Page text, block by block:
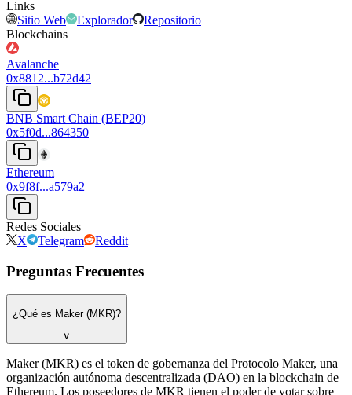
Links
Sitio Web
Explorador
Repositorio
Blockchains
Avalanche
0x8812...b72d42
BNB Smart Chain (BEP20)
0x5f0d...864350
Ethereum
0x9f8f...a579a2
Redes Sociales
X
Telegram Reddit
Preguntas Frecuentes
¿Qué es Maker (MKR)?
∨
Maker (MKR) es el token de gobernanza del Protocolo Maker, una
organización autónoma descentralizada (DAO) en la blockchain de
Ethereum. Los poseedores de MKR tienen el poder de votar sobre